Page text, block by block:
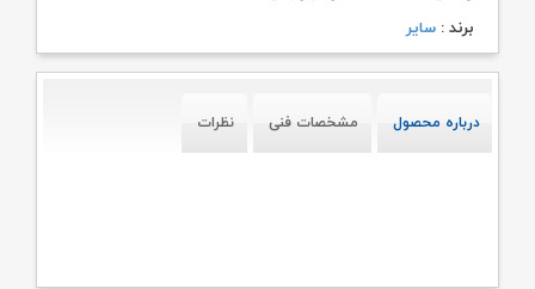
برند : سایر
درباره محصول مشخصات فنی نظرات